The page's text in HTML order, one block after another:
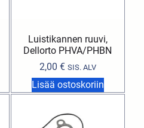
Luistikannen ruuvi,
Dellorto PHVA/PHBN
2,00 € SIS. ALV
Lisää ostoskoriin